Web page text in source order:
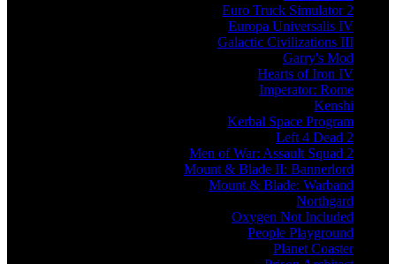
Euro Truck Simulator 2
Europa Universalis IV
Galactic Civilizations III
Garry's Mod
Hearts of Iron IV
Imperator: Rome
Kenshi
Kerbal Space Program
Left 4 Dead 2
Men of War: Assault Squad 2
Mount & Blade II: Bannerlord
Mount & Blade: Warband
Northgard
Oxygen Not Included
People Playground
Planet Coaster